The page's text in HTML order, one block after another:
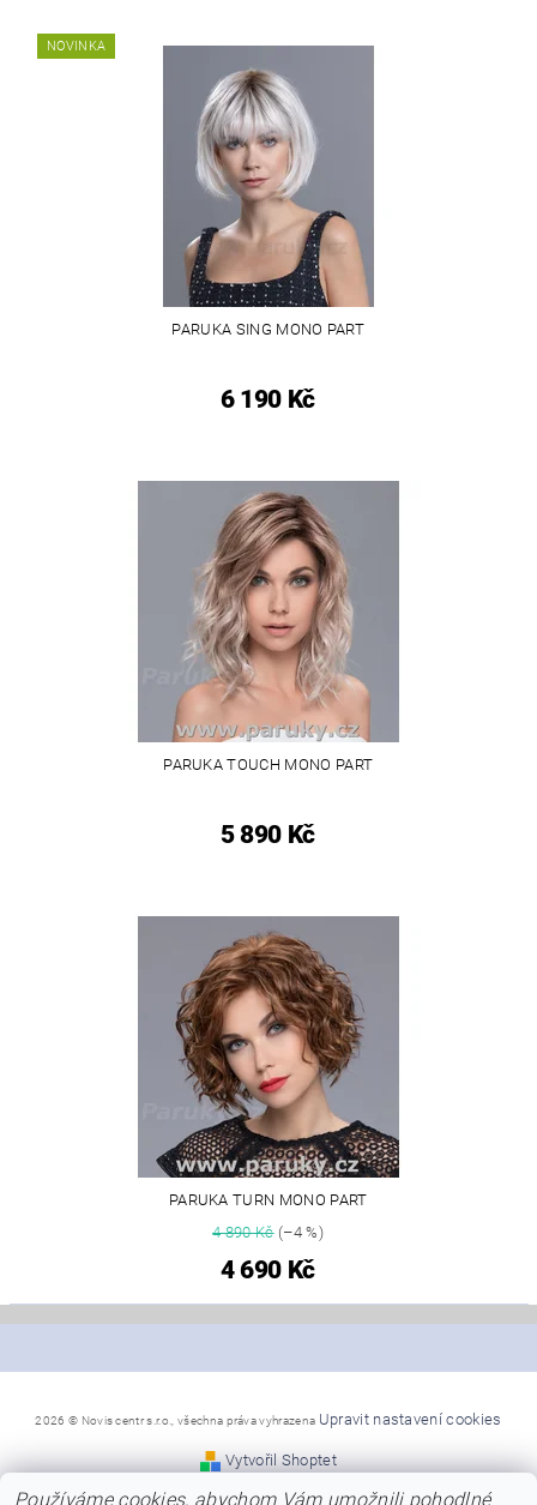
NOVINKA
PARUKA SING MONO PART
6 190 Kč
PARUKA TOUCH MONO PART
5 890 Kč
PARUKA TURN MONO PART
4 890 Kč(–4 %)
4 690 Kč
2026 © Novis centr s.r.o., všechna práva vyhrazena Upravit nastavení cookies
Vytvořil Shoptet
Používáme cookies, abychom Vám umožnili pohodlné